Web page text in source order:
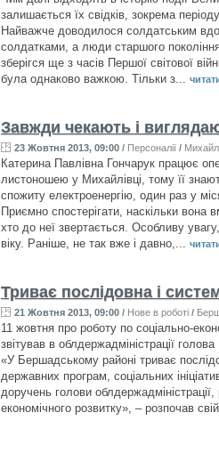
залишається їх свідків, зокрема
Найважче доводилося солдатським
солдатками, а люди старшого
зберігся ще з часів Першої світової
була однаково важкою. Тільки з...
Завжди чекають і
23 Жовтня 2013, 09:00 / Персоналії /
Катерина Павлівна Гончарук працює
листоношею у Михайлівці, тому її
спожиту електроенергію, один раз у
Приємно спостерігати, наскільки вона
хто до неї звертається. Особливу
віку. Раніше, не так вже і давно,...
Триває послідовна і
21 Жовтня 2013, 09:00 / Нове в роботі /
11 жовтня про роботу по соціально-
звітував в облдержадміністрації
«У Бершадському районі триває
державних програм, соціальних
доручень голови
економічного розвитку», – розпочав